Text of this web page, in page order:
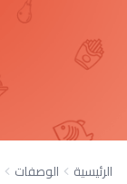
الرئيسية الوصفات